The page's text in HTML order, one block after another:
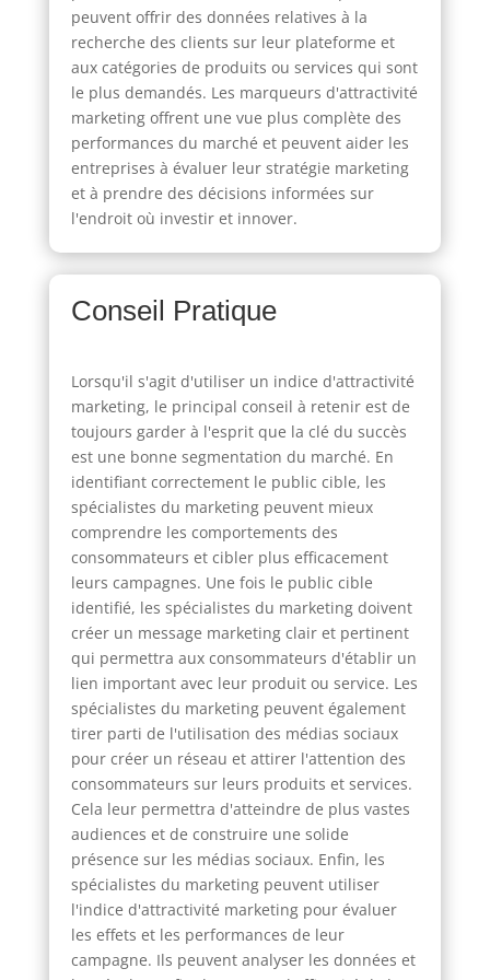
peuvent offrir des données relatives à la
recherche des clients sur leur plateforme et
aux catégories de produits ou services qui sont
le plus demandés. Les marqueurs d'attractivité
marketing offrent une vue plus complète des
performances du marché et peuvent aider les
entreprises à évaluer leur stratégie marketing
et à prendre des décisions informées sur
l'endroit où investir et innover.
Conseil Pratique
Lorsqu'il s'agit d'utiliser un indice d'attractivité
marketing, le principal conseil à retenir est de
toujours garder à l'esprit que la clé du succès
est une bonne segmentation du marché. En
identifiant correctement le public cible, les
spécialistes du marketing peuvent mieux
comprendre les comportements des
consommateurs et cibler plus efficacement
leurs campagnes. Une fois le public cible
identifié, les spécialistes du marketing doivent
créer un message marketing clair et pertinent
qui permettra aux consommateurs d'établir un
lien important avec leur produit ou service. Les
spécialistes du marketing peuvent également
tirer parti de l'utilisation des médias sociaux
pour créer un réseau et attirer l'attention des
consommateurs sur leurs produits et services.
Cela leur permettra d'atteindre de plus vastes
audiences et de construire une solide
présence sur les médias sociaux. Enfin, les
spécialistes du marketing peuvent utiliser
l'indice d'attractivité marketing pour évaluer
les effets et les performances de leur
campagne. Ils peuvent analyser les données et